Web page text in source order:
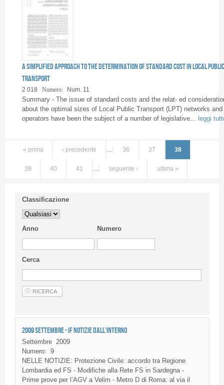
A simplified approach to the determination of standard cost in Local Public
Transport
2 018 Numero: Num. 11
Summary - The issue of standard costs and the relat- ed
about the optimal sizes of Local Public Transport (LPT) networks and
operators have been the subject of a number of legislative... leggi
« prima ‹ precedente … 36 37 38
39 40 41 … seguente › ultima »
Classificazione
Anno Numero
Cerca
2009 SETTEMBRE - IF NOTIZIE DALL'INTERNO
Settembre 2009
Numero: 9
NELLE NOTIZIE: Protezione Civile: accordo tra Regione
Lombardia ed FS - Modifiche alla Rete FS in Sardegna-
Prime prove per l’AGVa Velim - Metro D di Roma: al via il